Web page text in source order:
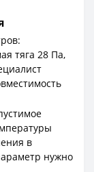
тяга 28 Па,
в
нужно